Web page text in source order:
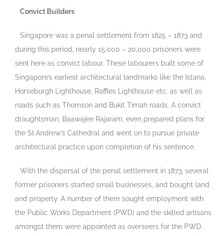
Convict Builders
Singapore was a penal settlement from 1825 – 1873 and
during this period, nearly 15,000 – 20,000 prisoners were
sent here as convict labour. These labourers built some of
Singapore’s earliest architectural landmarks like the Istana,
Horseburgh Lighthouse, Raffles Lighthouse etc. as well as
roads such as Thomson and Bukit Timah roads. A convict
draughtsman, Baawajee Rajaram, even prepared plans for
the St.Andrew’s Cathedral and went on to pursue private
architectural practice upon completion of his sentence.
With the dispersal of the penal settlement in 1873, several
former prisoners started small businesses, and bought land
and property. A number of them sought employment with
the Public Works Department (PWD) and the skilled artisans
amongst them were appointed as overseers for the PWD.